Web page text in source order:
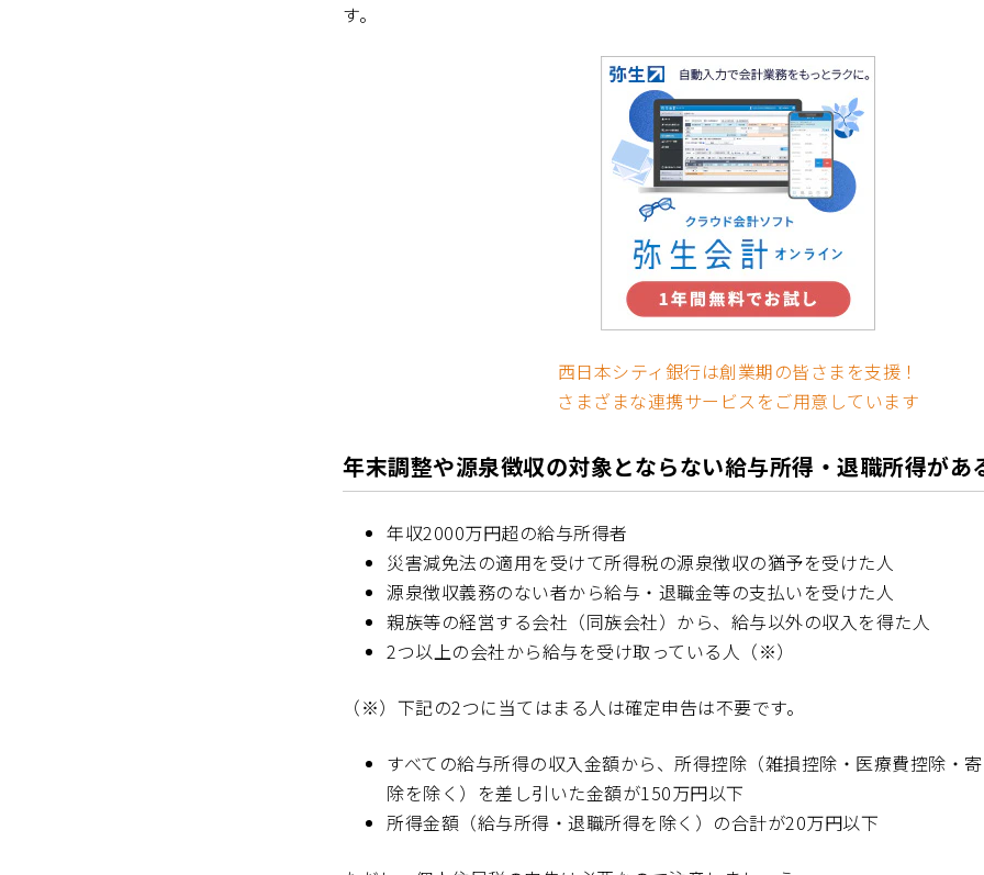
す。
西日本シティ銀行は創業期の皆さまを支援！
さまざまな連携サービスをご用意しています
年末調整や源泉徴収の対象とならない給与所得・退職所得があ
年収2000万円超の給与所得者
災害減免法の適用を受けて所得税の源泉徴収の猶予を受けた人
源泉徴収義務のない者から給与・退職金等の支払いを受けた人
親族等の経営する会社（同族会社）から、給与以外の収入を得た人
2つ以上の会社から給与を受け取っている人（※）
（※）下記の2つに当てはまる人は確定申告は不要です。
すべての給与所得の収入金額から、所得控除（雑損控除・医療費控除・
除を除く）を差し引いた金額が150万円以下
所得金額（給与所得・退職所得を除く）の合計が20万円以下